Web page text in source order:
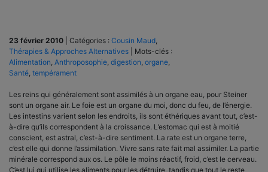
23 février 2010 Catégories : Cousin Maud
Thérapies & Approches Alternatives
Mots-clés :
Alimentation Anthroposophie digestion organe
Santé tempérament
Les reins qui généralement sont assimilés à un organe eau, pour Steiner
sont un organe air. Le foie est un organe du moi, donc du feu, de l’énergie.
Les intestins varient selon les endroits, ils sont éthériques avant tout, c’est-
à-dire qu’ils correspondent à la croissance. L’estomac qui est à moitié
conscient, est astral, c’est-à-dire sentiment. La rate est un organe terre,
c’est elle qui donne l’assimilation. Vivre sans rate fait mal assimiler. La partie
minérale correspond aux os. Le pôle le moins réactif, froid, c’est le cerveau.
C’est lui qui utilise les aliments pour les détruire, tandis que tout le reste